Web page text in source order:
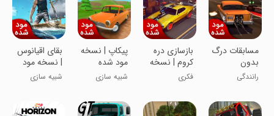
مسابقات درگ
بدون
نسخه مود
رانندگی
بازسازی دره
کروم | نسخه
مود شده
فکری
پیکاپ | نسخه
مود شده
شبیه سازی
بقای اقیانوس
| نسخه مود
شده
شبیه سازی